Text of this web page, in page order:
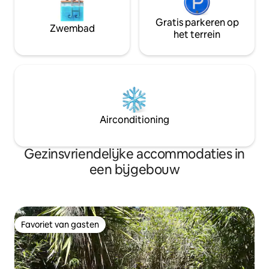
Zwembad
Gratis parkeren op
het terrein
Airconditioning
Gezinsvriendelijke accommodaties in
een bijgebouw
Favoriet van gasten
Favoriet van gasten